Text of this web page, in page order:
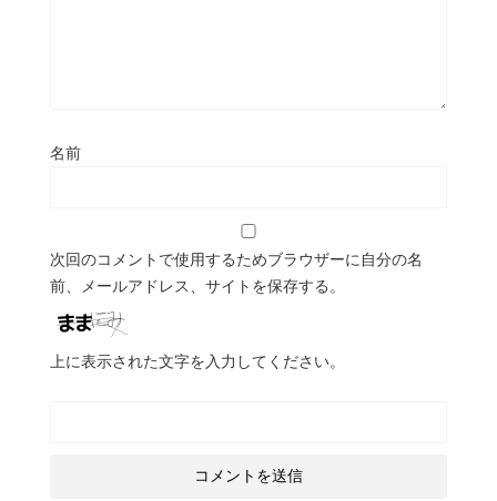
名前
次回のコメントで使用するためブラウザーに自分の名
前、メールアドレス、サイトを保存する。
上に表示された文字を入力してください。